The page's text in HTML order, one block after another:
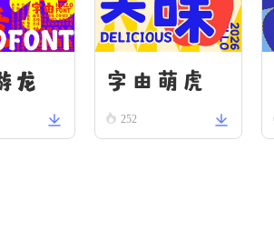
龙 字由萌虎
252